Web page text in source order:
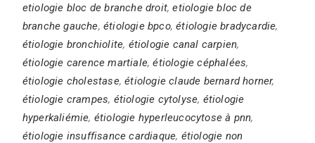
etiologie bloc de branche droit,etiologie bloc de
branche gauche, étiologie bpco,étiologie bradycardie,
étiologie bronchiolite, étiologie canal carpien,
étiologie carence martiale,étiologie céphalées,
étiologie cholestase,étiologie claude bernard horner,
étiologie crampes, étiologie cytolyse, étiologie
hyperkaliémie, étiologie hyperleucocytose à pnn,
étiologie insuffisance cardiaque, étiologie non